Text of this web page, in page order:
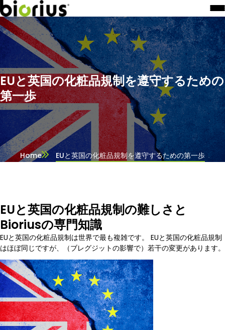
EUと英国の化粧品規制を遵守するための
第一歩
Home EUと英国の化粧品規制を遵守するための第一歩
EUと英国の化粧品規制の難しさと
Bioriusの専門知識
EUと英国の化粧品規制は世界で最も複雑です。 EUと英国の化粧品規制
はほぼ同じですが、（ブレグジットの影響で）若干の変更があります。